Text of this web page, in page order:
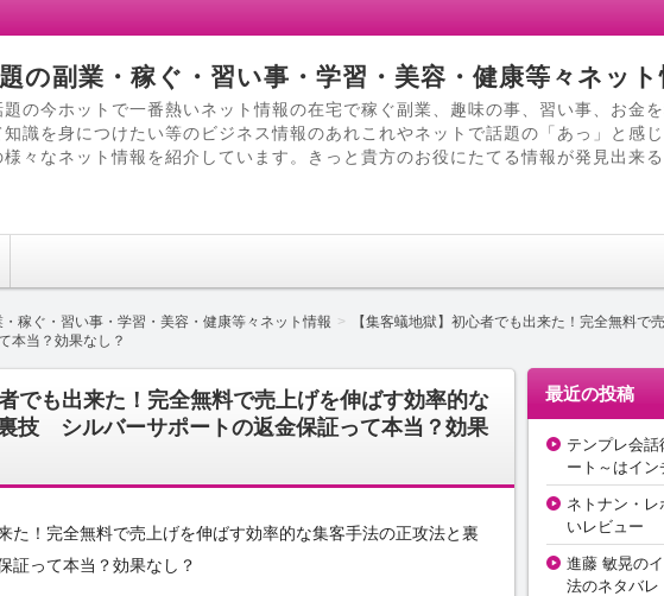
の副業・稼ぐ・習い事・学習・美容・健康等々ネッ
の今ホットで一番熱いネット情報の在宅で稼ぐ副業、趣味の事、習い事、お金
識を身につけたい等のビジネス情報のあれこれやネットで話題の「あっ」と感
々なネット情報を紹介しています。きっと貴方のお役にたてる情報が発見出来
稼ぐ・習い事・学習・美容・健康等々ネット情報
【集客蟻地獄】初心者でも出来た！完全無料で
本当？効果なし？
でも出来た！完全無料で売上げを伸ばす効率的な
技 シルバーサポートの返金保証って本当？効果
た！完全無料で売上げを伸ばす効率的な集客手法の正攻法と裏
って本当？効果なし？
最近の投稿
テンプレ会
ート～はイン
ネトナン・レ
いレビュー
進藤 敏晃の
法のネタバレ